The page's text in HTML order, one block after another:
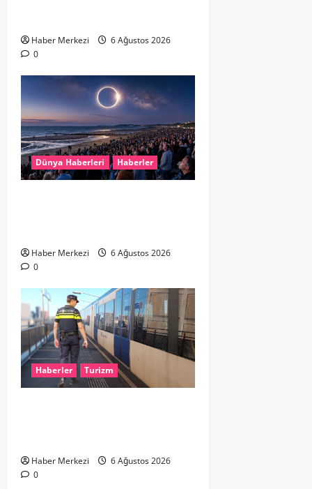
Haber Merkezi
6 Ağustos 2026
0
Dünya Haberleri Haberler
Haber Merkezi
6 Ağustos 2026
0
Haberler Turizm
Haber Merkezi
6 Ağustos 2026
0